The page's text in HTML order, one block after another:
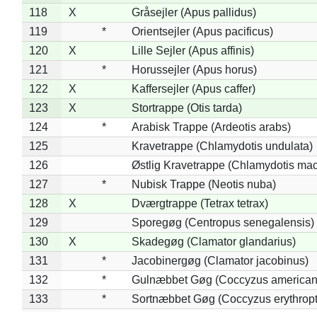
118
X
Gråsejler (Apus pallidus)
119
*
Orientsejler (Apus pacificus)
120
X
Lille Sejler (Apus affinis)
121
*
Horussejler (Apus horus)
122
X
Kaffersejler (Apus caffer)
123
X
Stortrappe (Otis tarda)
124
*
Arabisk Trappe (Ardeotis arabs)
125
Kravetrappe (Chlamydotis undulata)
126
Østlig Kravetrappe (Chlamydotis
127
*
Nubisk Trappe (Neotis nuba)
128
X
Dværgtrappe (Tetrax tetrax)
129
Sporegøg (Centropus senegalensis)
130
X
Skadegøg (Clamator glandarius)
131
*
Jacobinergøg (Clamator jacobinus)
132
*
Gulnæbbet Gøg (Coccyzus
133
*
Sortnæbbet Gøg (Coccyzus